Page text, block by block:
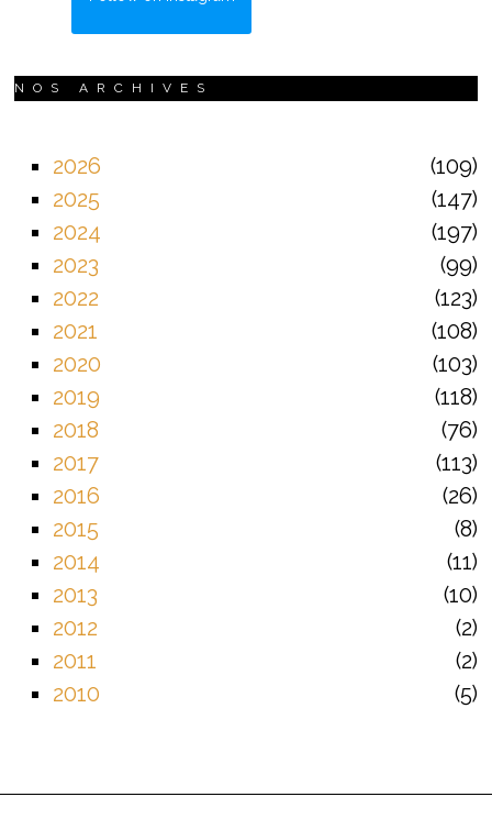
NOS ARCHIVES
2026
109
2025
147
2024
197
2023
99
2022
123
2021
108
2020
103
2019
118
2018
76
2017
113
2016
26
2015
8
2014
11
2013
10
2012
2
2011
2
2010
5